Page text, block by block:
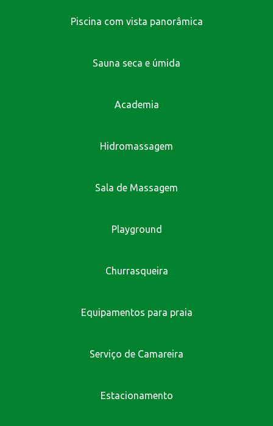
Piscina com vista panorâmica
Sauna seca e úmida
Academia
Hidromassagem
Sala de Massagem
Playground
Churrasqueira
Equipamentos para praia
Serviço de Camareira
Estacionamento